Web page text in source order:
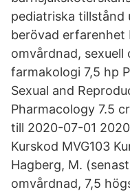
pediatriska tillstånd
berövad erfarenhet
omvårdnad,
farmakologi 7,5 hp
Sexual and
Pharmacology 7.5
till 2020-07-01
Kurskod MVG103
Hagberg, M.
omvårdnad, 7,5